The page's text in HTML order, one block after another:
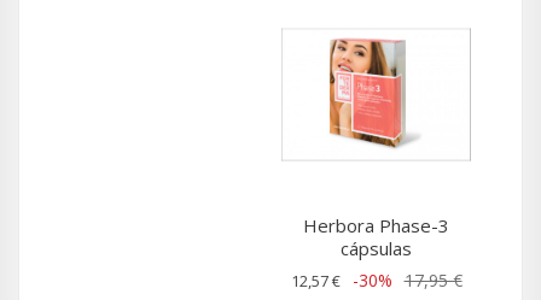
Herbora Phase-3
cápsulas
12,57 € -30% 17,95 €